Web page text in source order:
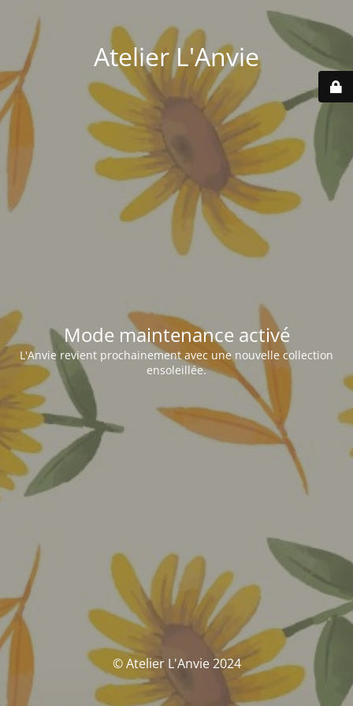
Atelier L'Anvie
Mode maintenance activé
L'Anvie revient prochainement avec une nouvelle collection
ensoleillée.
© Atelier L'Anvie 2024